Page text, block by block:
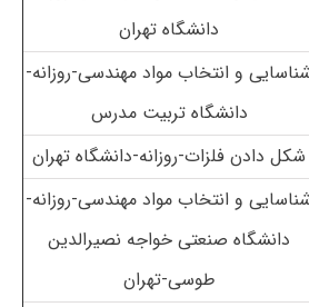
دانشگاه تهران
و انتخاب مواد مهندسی-روزانه-
دانشگاه تربیت مدرس
شکل دادن فلزات-روزانه-دانشگاه تهران
و انتخاب مواد مهندسی-روزانه-
دانشگاه صنعتی خواجه نصیرالدین
طوسی-تهران